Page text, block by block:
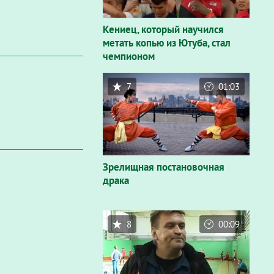
Кениец, который научился
метать копью из Ютуба, стал
чемпионом
Зрелищная постановочная
драка
7 01:03
8 00:09